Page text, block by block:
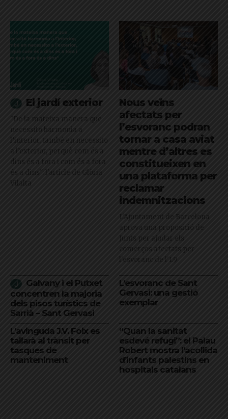
El jardí exterior
"De la mateixa manera que
necessito harmonia a
l’interior, també en necessito
a l’exterior, perquè com és a
dins és a fora i com és a fora
és a dins": l'article de Glòria
Vilalta
Nous veïns
afectats per
l’esvoranc podran
tornar a casa aviat
mentre d’altres es
constitueixen en
una plataforma per
reclamar
indemnitzacions
L’Ajuntament de Barcelona
aprova una proposició de
Junts per ajudar els
comerços afectats per
l'esvoranc de l'L9
Galvany i el Putxet
concentren la majoria
dels pisos turístics de
Sarrià – Sant Gervasi
L’esvoranc de Sant
Gervasi: una gestió
exemplar
L’avinguda J.V. Foix es
tallarà al trànsit per
tasques de
manteniment
“Quan la sanitat
esdevé refugi”: el Palau
Robert mostra l’acollida
d’infants palestins en
hospitals catalans